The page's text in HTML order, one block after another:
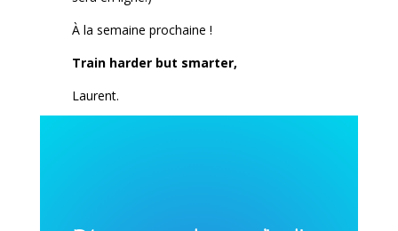
À la semaine prochaine !
Train harder but smarter,
Laurent.